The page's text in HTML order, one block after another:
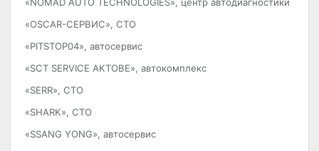
«OSCAR-СЕРВИС», СТО
«PITSTOP04», автосервис
«SCT SERVIСE AKTOBE», автокомплекс
«SERR», СТО
«SHARK», СТО
«SSANG YONG», автосервис